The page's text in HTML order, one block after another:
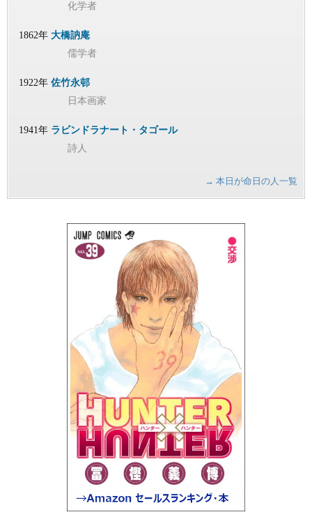
化学者
1862年 大橋訥庵
儒学者
1922年 佐竹永邨
日本画家
1941年 ラビンドラナート・タゴール
詩人
→ 本日が命日の人一覧